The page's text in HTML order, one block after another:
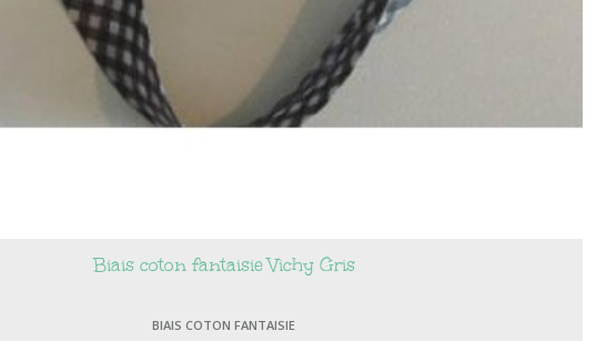
Biais coton fantaisie Vichy Gris
BIAIS COTON FANTAISIE